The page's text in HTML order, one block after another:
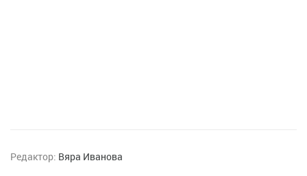
Редактор: Вяра Иванова